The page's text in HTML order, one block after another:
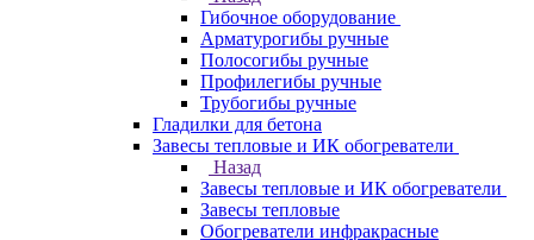
Гибочное оборудование
Арматурогибы ручные
Полосогибы ручные
Профилегибы ручные
Трубогибы ручные
Гладилки для бетона
Завесы тепловые и ИК обогреватели
Назад
Завесы тепловые и ИК обогреватели
Завесы тепловые
Обогреватели инфракрасные